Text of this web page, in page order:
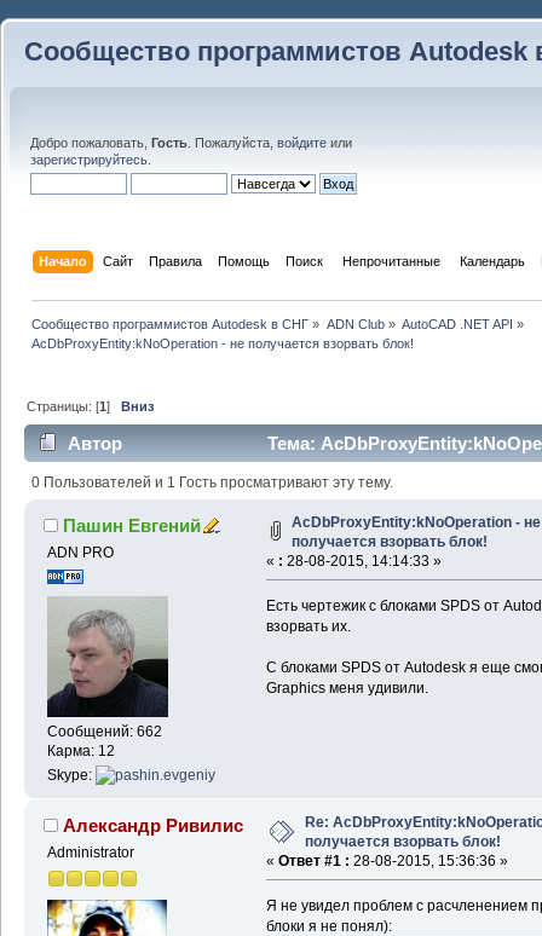
Сообщество программистов Autodesk
Добро пожаловать, Гость . Пожалуйста, войдите или
зарегистрируйтесь
Начало Сайт Правила Помощь Поиск Непрочитанные Календарь
Сообщество программистов Autodesk в СНГ » ADN Club» AutoCAD .NET API »
AcDbProxyEntity:kNoOperation - не получается взорвать блок!
Страницы: [1]Вниз
Автор
Тема:
(Прочитано 80228 раз)
0 Пользователей и 1 Гость просматривают эту тему.
Пашин Евгений
ADN PRO
Сообщений: 662
Карма: 12
Skype:
AcDbProxyEntity:kNoOperation - не
получается взорвать блок!
« : 28-08-2015, 14:14:33 »
Есть чертежик с блоками SPDS от
взорвать их.
С блоками SPDS от Autodesk я еще
Graphics меня удивили.
Александр Ривилис
Administrator
Re:
получается взорвать блок!
« Ответ #1 : 28-08-2015, 15:36:36 »
Я не увидел проблем с расчленением
блоки я не понял):